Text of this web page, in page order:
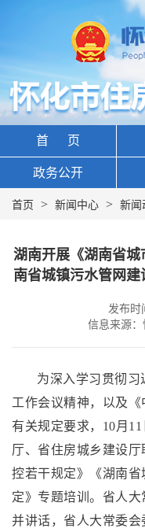
首 页
政务公开
首页 > 新闻中心 > 新闻
湖南开展《湖南省
南省城镇污水管网
发布时
信息来源
为深入学习贯彻
工作会议精神，以及《
有关规定要求，10月
厅、省住房城乡建设
控若干规定》《湖南
定》专题培训。省人
并讲话，省人大常委